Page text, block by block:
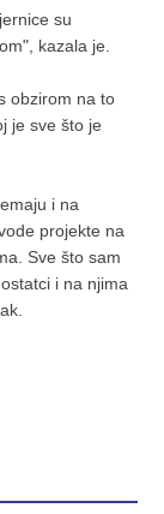
su
kazala je.
obzirom na to
je sve što je
i na
projekte na
Sve što sam
i na njima